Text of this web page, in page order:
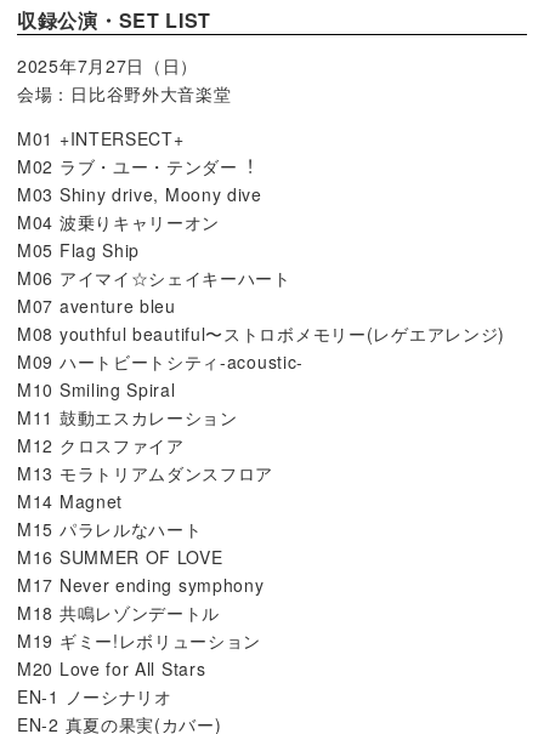
収録公演・SET LIST
2025年7月27日（日）
会場：日比谷野外大音楽堂
M01 +INTERSECT+
M02 ラブ・ユー・テンダー︕
M03 Shiny drive, Moony dive
M04 波乗りキャリーオン
M05 Flag Ship
M06 アイマイ☆シェイキーハート
M07 aventure bleu
M08 youthful beautiful〜ストロボメモリー(レゲエアレンジ)
M09 ハートビートシティ-acoustic-
M10 Smiling Spiral
M11 ⿎動エスカレーション
M12 クロスファイア
M13 モラトリアムダンスフロア
M14 Magnet
M15 パラレルなハート
M16 SUMMER OF LOVE
M17 Never ending symphony
M18 共鳴レゾンデートル
M19 ギミー!レボリューション
M20 Love for All Stars
EN-1 ノーシナリオ
EN-2 真夏の果実(カバー)